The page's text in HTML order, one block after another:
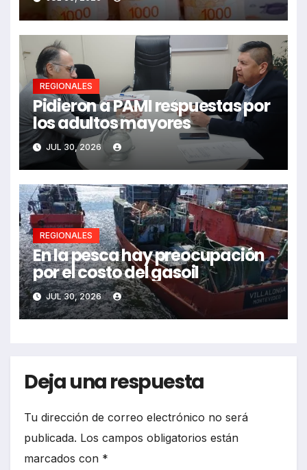
REGIONALES
Pidieron a PAMI respuestas por
los adultos mayores
JUL 30, 2026
REGIONALES
En la pesca hay preocupación
por el costo del gasoil
JUL 30, 2026
Deja una respuesta
Tu dirección de correo electrónico no será
publicada. Los campos obligatorios están
marcados con *